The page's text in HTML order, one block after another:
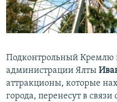
ПОБЕДИТЕЛЕЙ НЕ СУДЯТ?
КРЫМ.НЕПОКОРЕННЫЙ
УКРАИНСКАЯ ПРОБЛЕМА КРЫМА
ПРИСОЕДИНЯЙТЕСЬ!
Все сайты RFE/RL
Подконтрольный Кремлю
администрации Ялты
аттракционы, которые
города, перенесут в